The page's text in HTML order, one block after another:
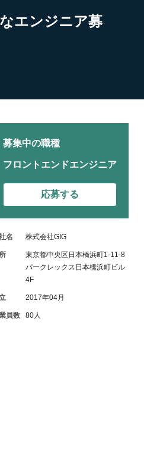
エンジニア募
募集中の職種
フロントエンドエンジニア
応募する
名 株式会社GIG
東京都中央区日本橋浜町1-11-8
パークレックス日本橋浜町ビル
4F
2017年04月
員数 80人